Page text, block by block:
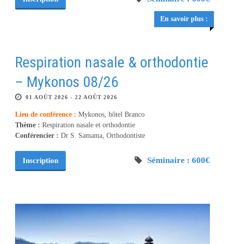
En savoir plus :
Respiration nasale & orthodontie
– Mykonos 08/26
01 AOÛT 2026 - 22 AOÛT 2026
Lieu de conférence : Mykonos, hôtel Branco
Thème : Respiration nasale et orthodontie
Conférencier : Dr S. Samama, Orthodontiste
Inscription Séminaire : 600€